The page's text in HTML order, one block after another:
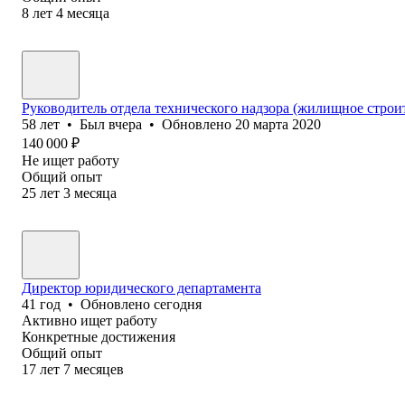
8 лет 4 месяца
Руководитель отдела технического надзора (жилищное
58 лет • Был вчера • Обновлено 20 марта 2020
140 000 ₽
Не ищет работу
Общий опыт
25 лет 3 месяца
Директор юридического департамента
41 год • Обновлено сегодня
Активно ищет работу
Конкретные достижения
Общий опыт
17 лет 7 месяцев